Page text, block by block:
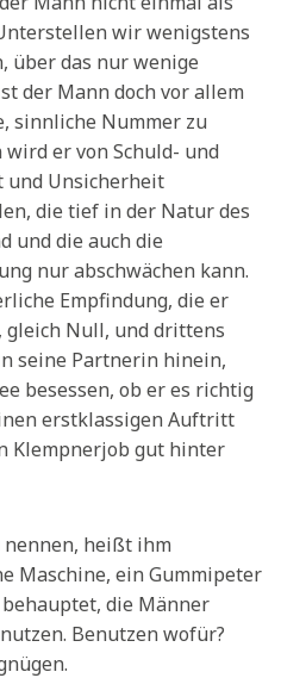
wir wenigstens
über das nur wenige
der Mann doch vor allem
sinnliche Nummer zu
er von Schuld- und
und Unsicherheit
die tief in der Natur des
und die auch die
nur abschwächen kann.
Empfindung, die er
Null, und drittens
seine Partnerin hinein,
besessen, ob er es richtig
erstklassigen Auftritt
Klempnerjob gut hinter
heißt ihm
Maschine, ein Gummipeter
die Männer
Benutzen wofür?